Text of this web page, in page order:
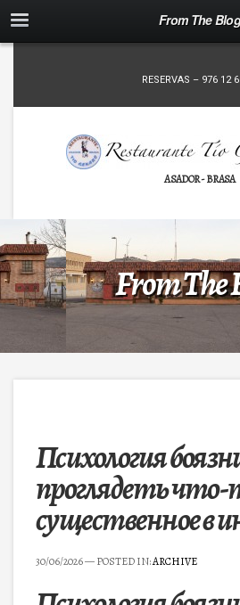
From The Blog
RESERVAS – 976 12
ASADOR - BRASA
From The
Психология
проглядеть
существенное в
30/06/2026— POSTED IN:ARCHIVE